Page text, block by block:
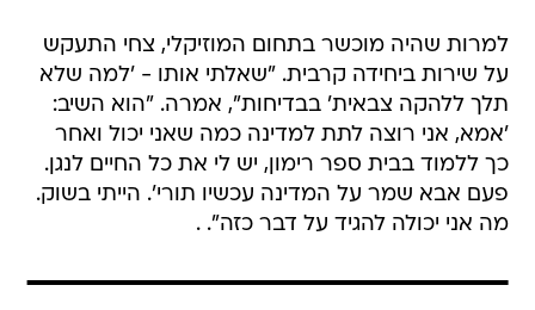
למרות שהיה מוכשר בתחום המוזיקלי, צחי התעקש
על שירות ביחידה קרבית. "שאלתי אותו - 'למה שלא
תלך ללהקה צבאית' בבדיחות", אמרה. "הוא השיב:
'אמא, אני רוצה לתת למדינה כמה שאני יכול ואחר
כך ללמוד בבית ספר רימון, יש לי את כל החיים לנגן.
פעם אבא שמר על המדינה עכשיו תורי'. הייתי בשוק.
מה אני יכולה להגיד על דבר כזה". .